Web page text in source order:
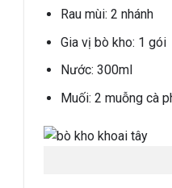
Rau mùi: 2 nhánh
Gia vị bò kho: 1 gói
Nước: 300ml
Muối: 2 muỗng cà